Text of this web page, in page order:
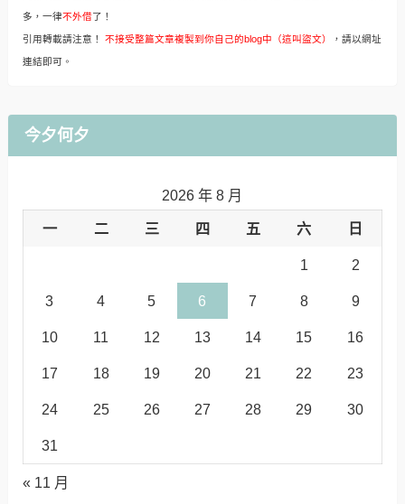
多，一律不外借了！
引用轉載請注意！ 不接受整篇文章複製到你自己的blog中（這叫盜文） ，請以網址
連結即可。
今夕何夕
2026 年 8 月
一 二 三 四 五 六 日
1 2
3 4 5 6 7 8 9
10 11 12 13 14 15 16
17 18 19 20 21 22 23
24 25 26 27 28 29 30
31
« 11 月